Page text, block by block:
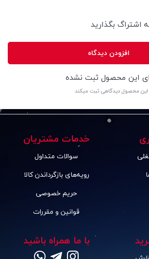
اشتراگ بگذارید
افزودن دیدگاه
این محصول ثبت نشده
این محصول دیدگاهی ثبت میکند
خدمات مشتریان
سوالات متداول
رویه‌های بازگرداندن کالا
حریم خصوصی
قوانین و مقررات
با ما همراه باشید